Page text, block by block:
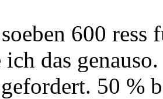
600 ress
ich das
50 %